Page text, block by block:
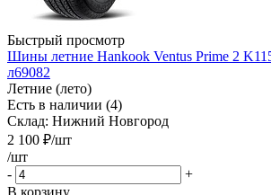
Быстрый просмотр
Шины летние Hankook Ventus Prime 2
л69082
Летние (лето)
Есть в наличии (4)
Склад: Нижний Новгород
2 100 ₽/шт
/шт
-
+
В корзину